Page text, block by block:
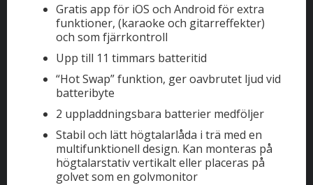
Gratis app för iOS och Android för extra
funktioner, (karaoke och gitarreffekter)
och som fjärrkontroll
Upp till 11 timmars batteritid
“Hot Swap” funktion, ger oavbrutet ljud vid
batteribyte
2 uppladdningsbara batterier medföljer
Stabil och lätt högtalarlåda i trä med en
multifunktionell design. Kan monteras på
högtalarstativ vertikalt eller placeras på
golvet som en golvmonitor